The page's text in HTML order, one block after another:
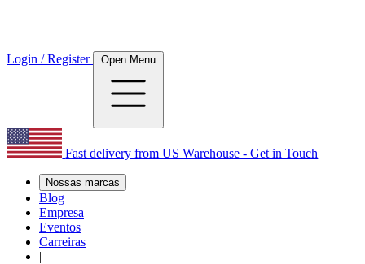
Login / Register Open Menu
Fast delivery from US Warehouse - Get in Touch
Nossas marcas
Blog
Empresa
Eventos
Carreiras
|